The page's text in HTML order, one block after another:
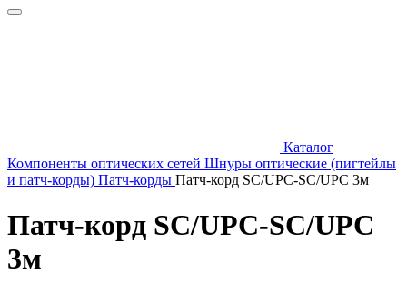
Каталог
Компоненты оптических сетей Шнуры оптические (пигтейлы
и патч-корды) Патч-корды Патч-корд SC/UPC-SC/UPC 3м
Патч-корд SC/UPC-SC/UPC
3м